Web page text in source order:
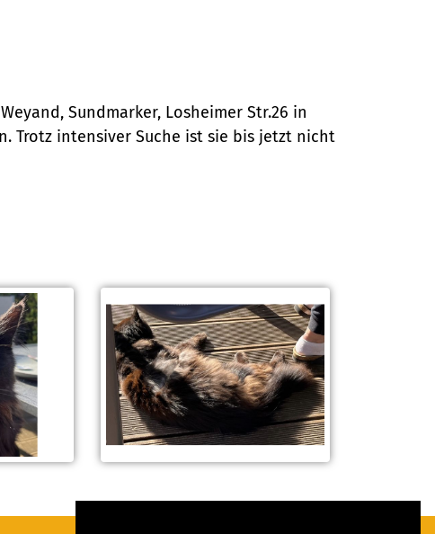
Sundmarker, Losheimer Str.26 in
Trotz intensiver Suche ist sie bis jetzt nicht